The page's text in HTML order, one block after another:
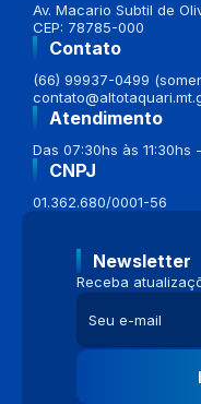
Av. Macario Subtil de
CEP: 78785-000
Contato
(66) 99937-0499
Atendimento
Das 07:30hs às 11:30hs
CNPJ
01.362.680/0001-56
Newsletter
Receba